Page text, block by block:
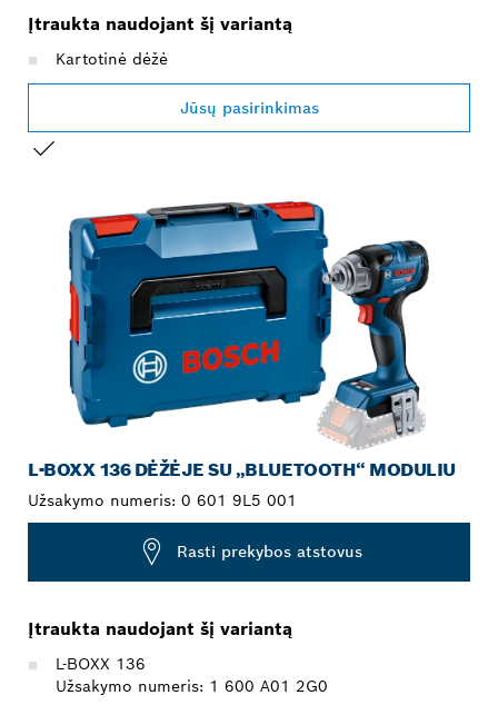
Įtraukta naudojant šį variantą
Kartotinė dėžė
Jūsų pasirinkimas
L-BOXX 136 DĖŽĖJE SU „BLUETOOTH“ MODULIU
Užsakymo numeris: 0 601 9L5 001
Rasti prekybos atstovus
Įtraukta naudojant šį variantą
L-BOXX 136
Užsakymo numeris: 1 600 A01 2G0